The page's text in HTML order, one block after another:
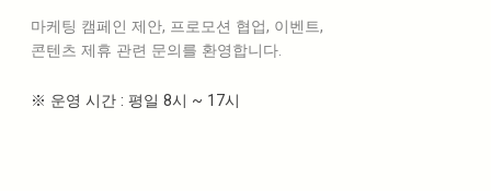
마케팅 캠페인 제안, 프로모션 협업, 이벤트,
콘텐츠 제휴 관련 문의를 환영합니다.
※ 운영 시간 : 평일 8시 ~ 17시